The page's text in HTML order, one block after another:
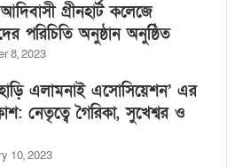
গ্রীনহার্ট কলেজে
পরিচিতি অনুষ্ঠান অনুষ্ঠিত
8, 2023
এলামনাই এসোসিয়েশন’ এর
নেতৃত্বে গৈরিকা, সুখেশ্বর ও
10, 2023